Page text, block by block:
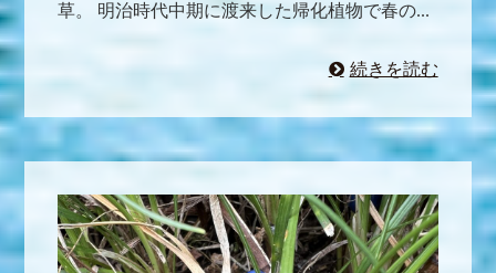
草。 明治時代中期に渡来した帰化植物で春の...
続きを読む